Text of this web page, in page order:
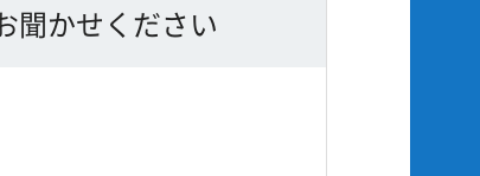
聞かせください